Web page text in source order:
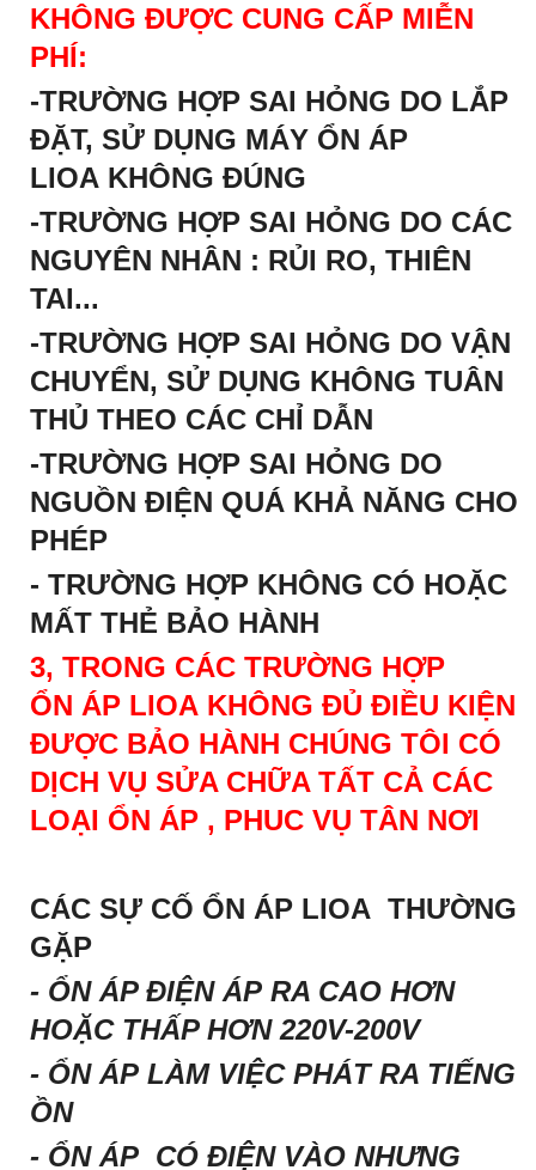
KHÔNG ĐƯỢC CUNG CẤP MIỄN
PHÍ:
-TRƯỜNG HỢP SAI HỎNG DO LẮP
ĐẶT, SỬ DỤNG MÁY ỔN ÁP
LIOA KHÔNG ĐÚNG
-TRƯỜNG HỢP SAI HỎNG DO CÁC
NGUYÊN NHÂN : RỦI RO, THIÊN
TAI...
-TRƯỜNG HỢP SAI HỎNG DO VẬN
CHUYỂN, SỬ DỤNG KHÔNG TUÂN
THỦ THEO CÁC CHỈ DẪN
-TRƯỜNG HỢP SAI HỎNG DO
NGUỒN ĐIỆN QUÁ KHẢ NĂNG CHO
PHÉP
- TRƯỜNG HỢP KHÔNG CÓ HOẶC
MẤT THẺ BẢO HÀNH
3, TRONG CÁC TRƯỜNG HỢP
ỔN ÁP LIOA KHÔNG ĐỦ ĐIỀU KIỆN
ĐƯỢC BẢO HÀNH CHÚNG TÔI CÓ
DỊCH VỤ SỬA CHỮA TẤT CẢ CÁC
LOẠI ỔN ÁP , PHUC VỤ TÂN NƠI
CÁC SỰ CỐ ỔN ÁP LIOA THƯỜNG
GẶP
- ỔN ÁP ĐIỆN ÁP RA CAO HƠN
HOẶC THẤP HƠN 220V-200V
- ỔN ÁP LÀM VIỆC PHÁT RA TIẾNG
ỒN
- ỔN ÁP CÓ ĐIỆN VÀO NHƯNG